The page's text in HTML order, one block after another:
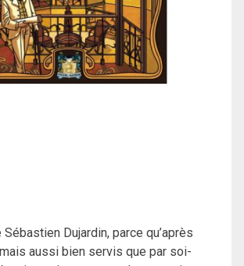
Sébastien Dujardin, parce qu’après
aussi bien servis que par soi-